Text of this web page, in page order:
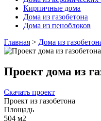
Кирпичные дома
Дома из газобетона
Дома из пеноблоков
Главная > Дома из
Проект дома из
Скачать проект
Проект из газобетона
Площадь
504 м2